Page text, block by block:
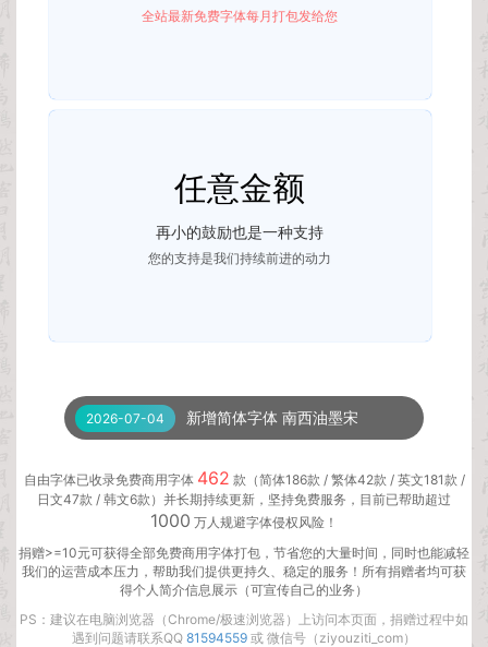
全站最新免费字体每月打包发给您
任意金额
再小的鼓励也是一种支持
您的支持是我们持续前进的动力
2026-07-04 新增简体字体 南西油墨宋
2026-04-23 新增简体字体 卓特悦动黑
2026-04-23 新增简体字体 卓特清雅体
2026-04-09 新增简体字体 小城拉风体
2026-03-03 新增简体字体 乡立方黑体
自由字体已收录免费商用字体 462 款（简体186款 / 繁体42款 / 英文181款 /
日文47款 / 韩文6款）并长期持续更新，坚持免费服务，目前已帮助超过
1000 万人规避字体侵权风险！
捐赠>=10元可获得全部免费商用字体打包，节省您的大量时间，同时也能减轻
我们的运营成本压力，帮助我们提供更持久、稳定的服务！所有捐赠者均可获
得个人简介信息展示（可宣传自己的业务）
PS：建议在电脑浏览器（Chrome/极速浏览器）上访问本页面，捐赠过程中如
遇到问题请联系QQ 81594559 或 微信号（ziyouziti_com）